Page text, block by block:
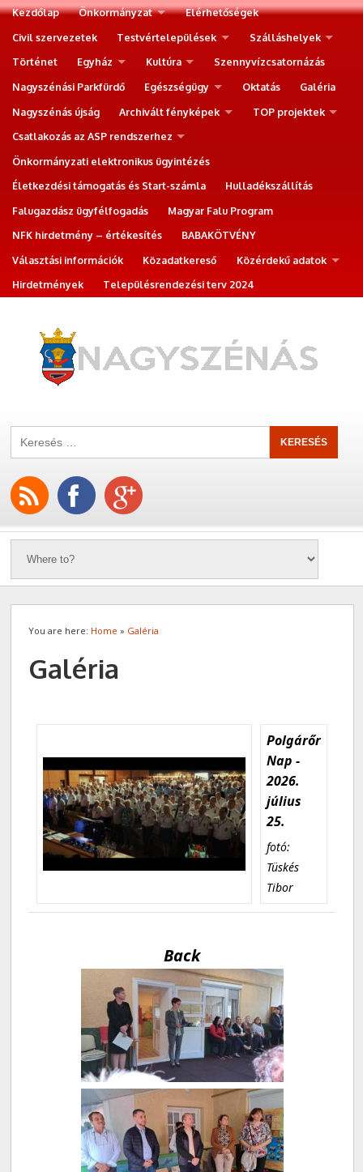
Kezdőlap Önkormányzat
Elérhetőségek
Civil szervezetek
Testvértelepülések
Szálláshelyek
Történet
Egyház Kultúra
Szennyvízcsatornázás
Nagyszénási Parkfürdő
Egészségügy Oktatás
Galéria
Nagyszénás újság
Archivált fényképek
TOP projektek
Csatlakozás az ASP rendszerhez
Önkormányzati elektronikus ügyintézés
Életkezdési támogatás és Start-számla
Hulladékszállítás
Falugazdász ügyfélfogadás
Magyar Falu Program
NFK hirdetmény – értékesítés
BABAKÖTVÉNY
Választási információk
Közadatkereső
Közérdekű adatok
Hirdetmények
Településrendezési terv 2024
You are here: Home » Galéria
Galéria
Polgárőr
Nap -
2026.
július
25.
fotó:
Tüskés
Tibor
Back